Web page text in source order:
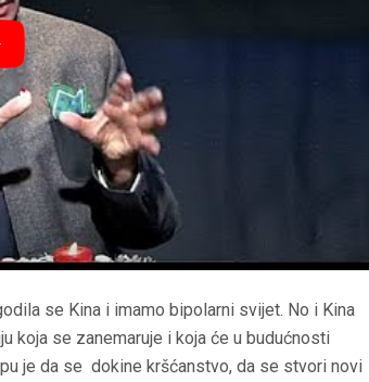
se Kina i imamo bipolarni svijet. No i Kina
koja se zanemaruje i koja će u budućnosti
je da se dokine kršćanstvo, da se stvori novi